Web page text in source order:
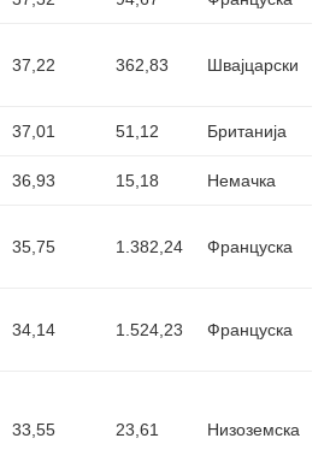
37,22 362,83 Швајцарски
37,01 51,12 Британија
36,93 15,18 Немачка
35,75 1.382,24 Француска
34,14 1.524,23 Француска
33,55 23,61 Низоземска